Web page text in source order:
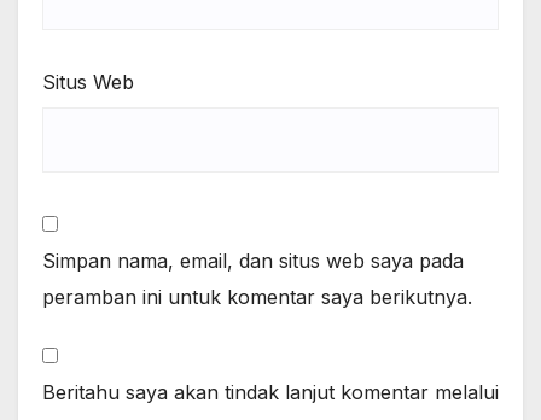
Situs Web
Simpan nama, email, dan situs web saya pada
peramban ini untuk komentar saya berikutnya.
Beritahu saya akan tindak lanjut komentar melalui